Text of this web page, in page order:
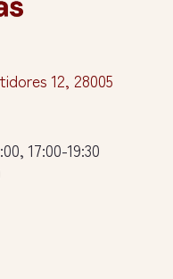
12, 28005
17:00-19:30